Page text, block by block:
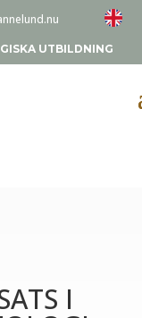
UTBILDNING
I